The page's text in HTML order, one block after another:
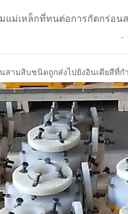
แม่เหล็กที่ทนต่อการกัดกร่อน
ามสิบชนิดถูกส่งไปยังอินเดียสีที่ก